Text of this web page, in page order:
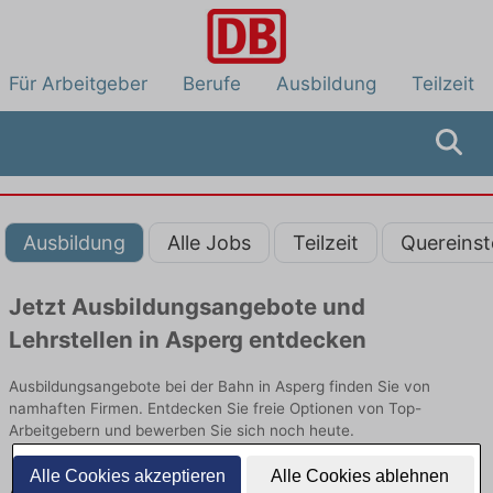
Alle Cookies akzeptieren Alle Cookies ablehnen
Für Arbeitgeber Berufe Ausbildung Teilzeit
Ausbildung Alle Jobs Teilzeit
Jetzt Ausbildungsangebote und
Lehrstellen in Asperg entdecken
Ausbildungsangebote bei der Bahn in Asperg finden Sie von
namhaften Firmen. Entdecken Sie freie Optionen von Top-
Arbeitgebern und bewerben Sie sich noch heute.